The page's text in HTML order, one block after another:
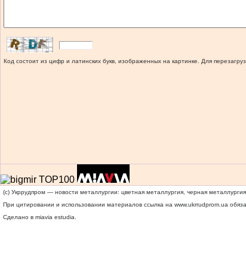
Код состоит из цифр и латинских букв, изображенных на картинке. Для
(c) Укррудпром — новости металлургии: цветная металлургия, черная
При цитировании и использовании материалов ссылка на www.ukrrudprom.ua
Сделано в miavia estudia.